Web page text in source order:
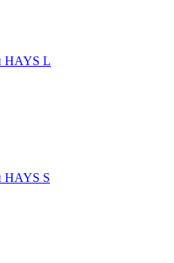
HAYS L
HAYS S